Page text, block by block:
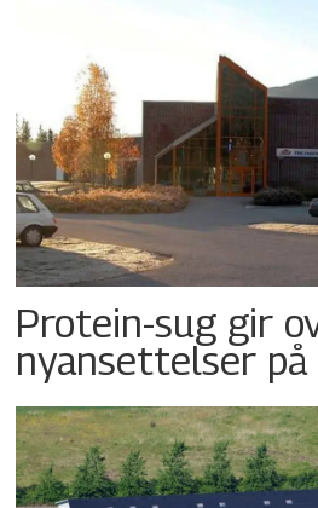
Protein-sug gir
nyansettelser på